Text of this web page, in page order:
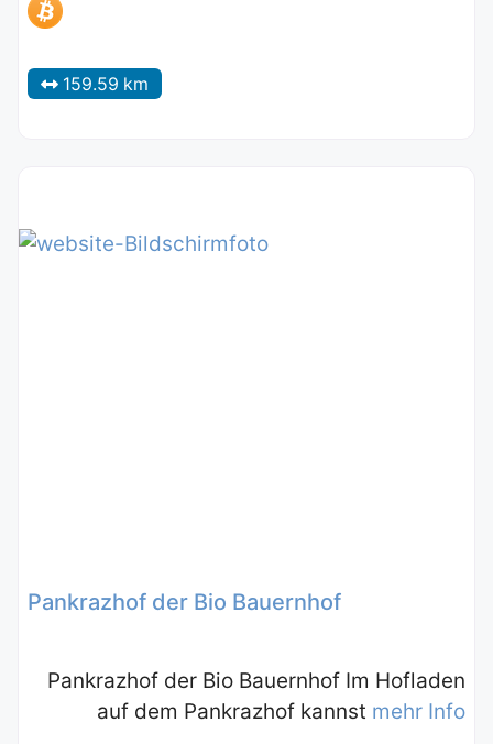
159.59 km
Pankrazhof der Bio Bauernhof
Pankrazhof der Bio Bauernhof Im Hofladen
auf dem Pankrazhof kannst mehr Info